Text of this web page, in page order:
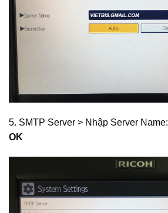
5. SMTP Server > Nhập Server Name:
OK